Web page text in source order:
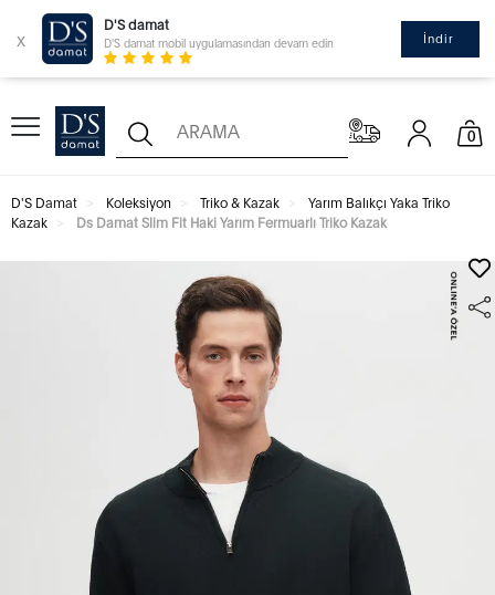
x
D'S damat
D'S damat mobil uygulamasından devam edin İndir
0
D'S Damat Koleksiyon Triko & Kazak
Yarım Balıkçı Yaka Triko
Kazak
Ds Damat Slim Fit Haki Yarım Fermuarlı Triko Kazak